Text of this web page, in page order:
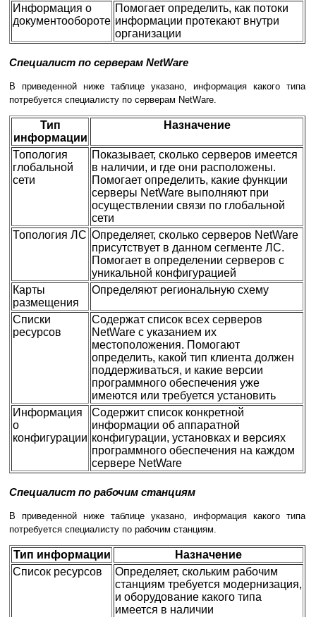
Информация о
документообороте
Помогает определить, как потоки
информации протекают внутри
организации
Специалист по серверам NetWare
В приведенной ниже таблице указано, информация какого типа
потребуется специалисту по серверам NetWare.
Тип
информации
Назначение
Топология
глобальной
сети
Показывает, сколько серверов имеется
в наличии, и где они расположены.
Помогает определить, какие функции
серверы NetWare выполняют при
осуществлении связи по глобальной
сети
Топология ЛС Определяет, сколько серверов NetWare
присутствует в данном сегменте ЛС.
Помогает в определении серверов с
уникальной конфигурацией
Карты
размещения
Определяют региональную схему
Списки
ресурсов
Содержат список всех серверов
NetWare с указанием их
местоположения. Помогают
определить, какой тип клиента должен
поддерживаться, и какие версии
программного обеспечения уже
имеются или требуется установить
Информация
о
конфигурации
Содержит список конкретной
информации об аппаратной
конфигурации, установках и версиях
программного обеспечения на каждом
сервере NetWare
Специалист по рабочим станциям
В приведенной ниже таблице указано, информация какого типа
потребуется специалисту по рабочим станциям.
Тип информации
Назначение
Список ресурсов
Определяет, скольким рабочим
станциям требуется модернизация,
и оборудование какого типа
имеется в наличии